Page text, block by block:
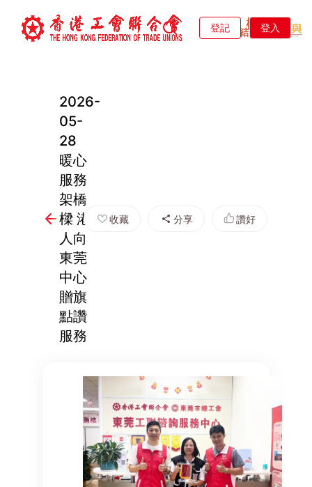
登記 登入
2026-
05-
28
暖心
服務
架橋
樑 港
人向
東莞
中心
贈旗
點讚
服務
收藏 分享 讚好